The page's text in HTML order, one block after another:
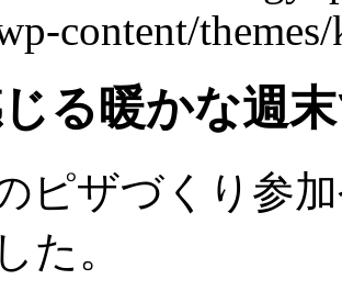
content/
る暖かな週
ピザづくり参
た。